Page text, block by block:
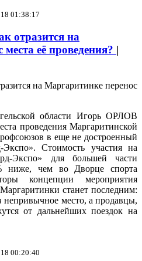
01:38:17
отразится на
её проведения? |
области Игорь ОРЛОВ
проведения Маргаритинской
в еще не достроенный
Стоимость участия на
Экспо» для большей части
ниже, чем во Дворце спорта
концепции мероприятия
станет последним:
непривычное место, а продавцы,
от дальнейших поездок на
00:20:40